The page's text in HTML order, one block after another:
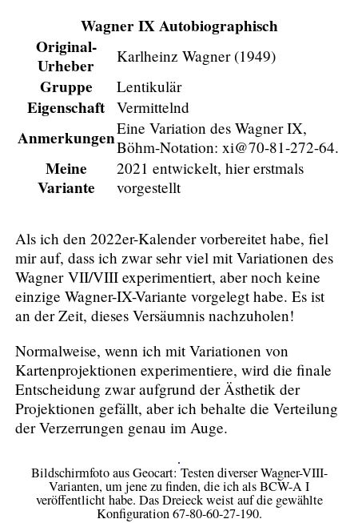
Wagner IX Autobiographisch
Original-
Urheber
Karlheinz Wagner (1949)
Gruppe Lentikulär
Eigenschaft Vermittelnd
AnmerkungenEine Variation des Wagner IX,
Böhm-Notation: xi@70-81-272-64.
Meine
Variante
2021 entwickelt, hier erstmals
vorgestellt
Als ich den 2022er-Kalender vorbereitet habe, fiel
mir auf, dass ich zwar sehr viel mit Variationen des
Wagner VII/VIII experimentiert, aber noch keine
einzige Wagner-IX-Variante vorgelegt habe. Es ist
an der Zeit, dieses Versäumnis nachzuholen!
Normalweise, wenn ich mit Variationen von
Kartenprojektionen experimentiere, wird die finale
Entscheidung zwar aufgrund der Ästhetik der
Projektionen gefällt, aber ich behalte die Verteilung
der Verzerrungen genau im Auge.
Bildschirmfoto aus Geocart: Testen diverser Wagner-VIII-
Varianten, um jene zu finden, die ich als BCW-A I
veröffentlicht habe. Das Dreieck weist auf die gewählte
Konfiguration 67-80-60-27-190.